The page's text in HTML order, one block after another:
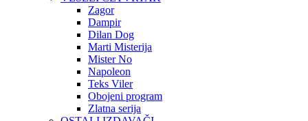
Zagor
Dampir
Dilan Dog
Marti Misterija
Mister No
Napoleon
Teks Viler
Obojeni program
Zlatna serija